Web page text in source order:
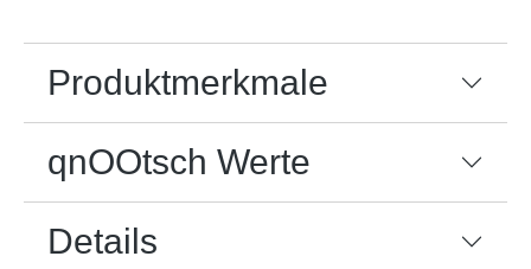
Produktmerkmale
qnOOtsch Werte
Details